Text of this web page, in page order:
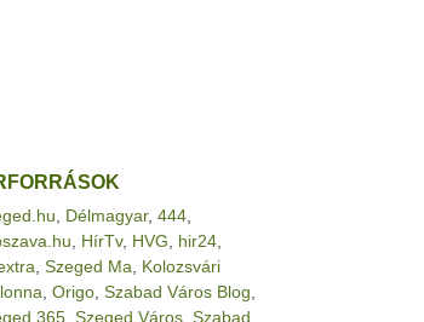
Délmagyar, 444
HírTv, HVG hir24
Szeged Ma
Kolozsvári
Origo Szabad Város Blog
365 Szeged Város Szabad